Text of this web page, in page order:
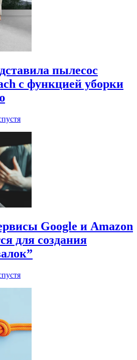
пылесос
с функцией уборки
Google и Amazon
для создания